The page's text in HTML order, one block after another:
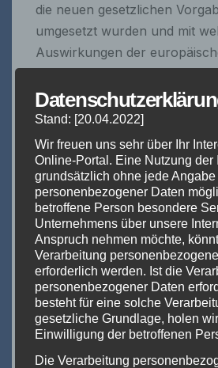
die neuen gesetzlichen
umgesetzt wurden und mit
Auswirkungen der
auch der europäische
Hardwarebereich zu rechnen
Da das
hierzulande jedoch keine
zur Hardware beinhaltet, sind
Konsumenten derzeit
können sich auch weiterhin
Hardware-Angebot erfreuen,
in den Grundzügen – dem
entspricht.
Auch den europäischen
und Moddern verschafft das
Stand: [20.04.2022]
Wir freuen uns sehr über Ihr
Online-Portal. Eine Nutzung der
grundsätzlich ohne jede Angabe
personenbezogener Daten
betroffene Person besondere
Unternehmens über unsere
Anspruch nehmen möchte,
Verarbeitung
erforderlich werden. Ist die
personenbezogener Daten
besteht für eine solche
gesetzliche Grundlage, holen
Einwilligung der betroffenen
Die Verarbeitung